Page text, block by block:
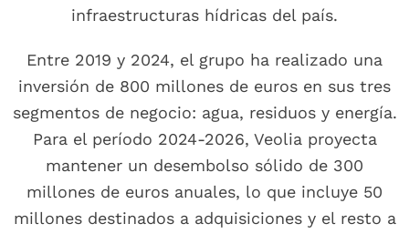
infraestructuras hídricas del país.
Entre 2019 y 2024, el grupo ha realizado una
inversión de 800 millones de euros en sus tres
segmentos de negocio: agua, residuos y energía.
Para el período 2024-2026, Veolia proyecta
mantener un desembolso sólido de 300
millones de euros anuales, lo que incluye 50
millones destinados a adquisiciones y el resto a